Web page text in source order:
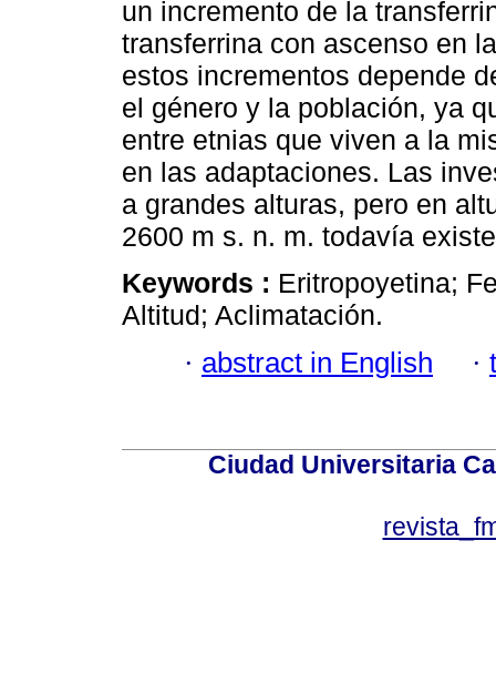
un incremento de la
transferrina con ascenso en
estos incrementos depende
el género y la población, ya
entre etnias que viven a la
en las adaptaciones. Las
a grandes alturas, pero en
2600 m s. n. m. todavía
Keywords : Eritropoyetina;
Altitud; Aclimatación.
· abstract in English ·
Ciudad Universitaria